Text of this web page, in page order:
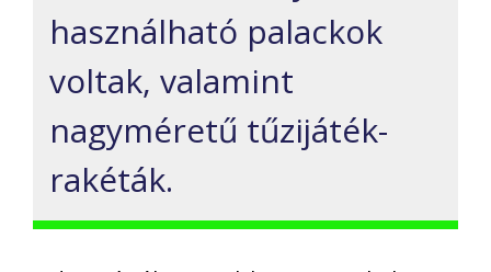
használható palackok
voltak, valamint
nagyméretű tűzijáték-
rakéták.